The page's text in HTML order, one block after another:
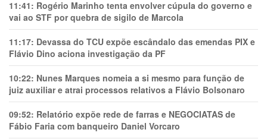
11:41: Rogério Marinho tenta envolver cúpula do governo e
vai ao STF por quebra de sigilo de Marcola
11:17: Devassa do TCU expõe escândalo das emendas PIX e
Flávio Dino aciona investigação da PF
10:22: Nunes Marques nomeia a si mesmo para função de
juiz auxiliar e atrai processos relativos a Flávio Bolsonaro
09:52: Relatório expõe rede de farras e NEGOCIATAS de
Fábio Faria com banqueiro Daniel Vorcaro